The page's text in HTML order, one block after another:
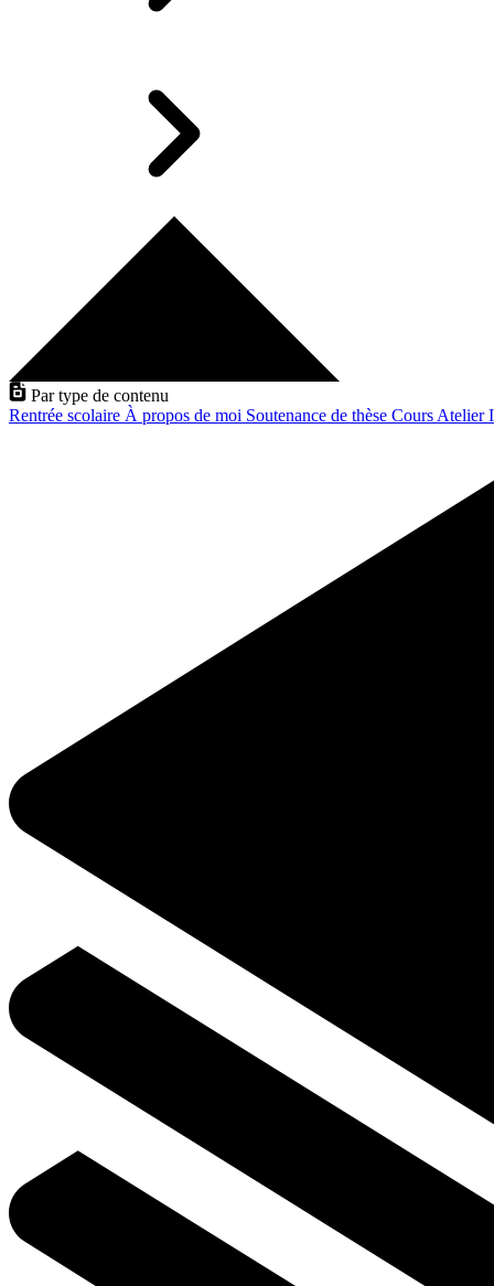
Par type de contenu
Rentrée scolaire À propos de moi Soutenance de thèse Cours Atelier